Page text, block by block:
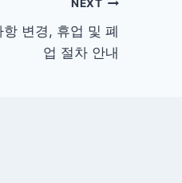
NEXT
변경, 휴업 및 폐
업 절차 안내